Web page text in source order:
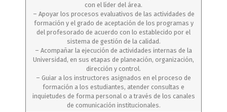
con el líder del área.
– Apoyar los procesos evaluativos de las actividades de
formación y el grado de aceptación de los programas y
del profesorado de acuerdo con lo establecido por el
sistema de gestión de la calidad.
– Acompañar la ejecución de actividades internas de la
Universidad, en sus etapas de planeación, organización,
dirección y control.
– Guiar a los instructores asignados en el proceso de
formación a los estudiantes, atender consultas e
inquietudes de forma personal o a través de los canales
de comunicación institucionales.